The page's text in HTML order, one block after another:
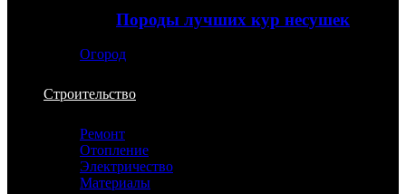
Породы лучших кур несушек
Огород
Строительство
Ремонт
Отопление
Электричество
Материалы